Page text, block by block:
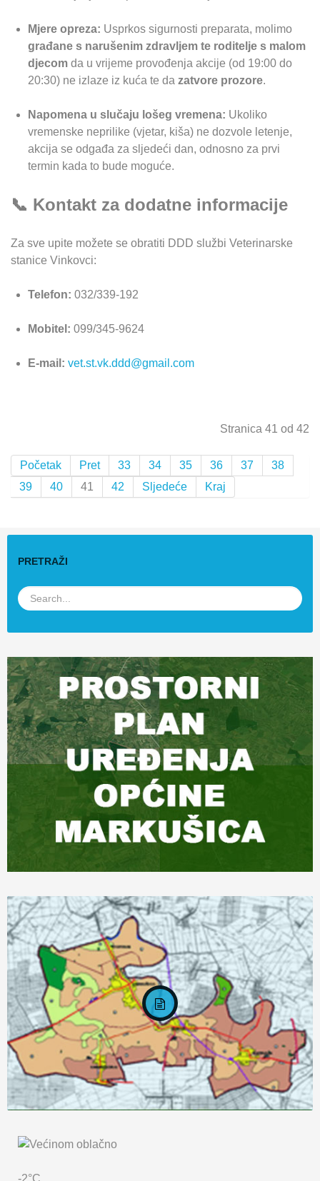
Mjere opreza: Usprkos sigurnosti preparata, molimo
građane s narušenim zdravljem te roditelje s malom
djecom da u vrijeme provođenja akcije (od 19:00 do
20:30) ne izlaze iz kuća te da zatvore prozore.
Napomena u slučaju lošeg vremena: Ukoliko
vremenske neprilike (vjetar, kiša) ne dozvole letenje,
akcija se odgađa za sljedeći dan, odnosno za prvi
termin kada to bude moguće.
📞 Kontakt za dodatne informacije
Za sve upite možete se obratiti DDD službi Veterinarske
stanice Vinkovci:
Telefon: 032/339-192
Mobitel: 099/345-9624
E-mail: vet.st.vk.ddd@gmail.com
Stranica 41 od 42
Početak Pret 33 34 35 36 37
38
39
40 41 42 Sljedeće Kraj
PRETRAŽI
-2°C